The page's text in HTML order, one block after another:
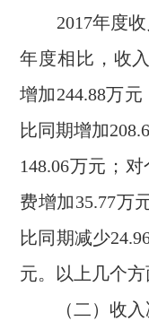
2017年度收
年度相比，收
增加244.88万
比同期增加
148.06万元；
费增加35.77万
比同期减少
元。以上几个
（二）收入